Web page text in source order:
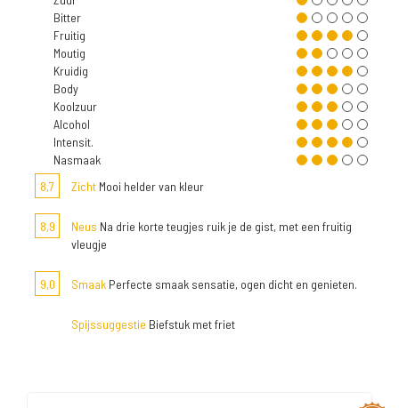
Bitter
Fruitig
Moutig
Kruidig
Body
Koolzuur
Alcohol
Intensit.
Nasmaak
8,7
Zicht Mooi helder van kleur
8,9 Neus Na drie korte teugjes ruik je de gist, met een fruitig
vleugje
9,0 Smaak Perfecte smaak sensatie, ogen dicht en genieten.
Spijssuggestie Biefstuk met friet